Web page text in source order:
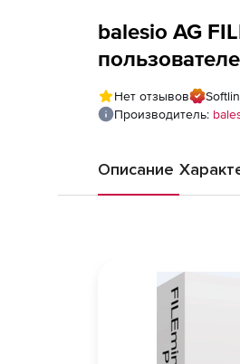
balesio AG
Нет отзывов
Производитель:
Описание